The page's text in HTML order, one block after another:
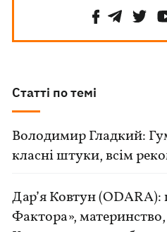
Статті по темі
Володимир Гладкий:
класні штуки, всім
Дар’я Ковтун (ODARA):
Фактора»,